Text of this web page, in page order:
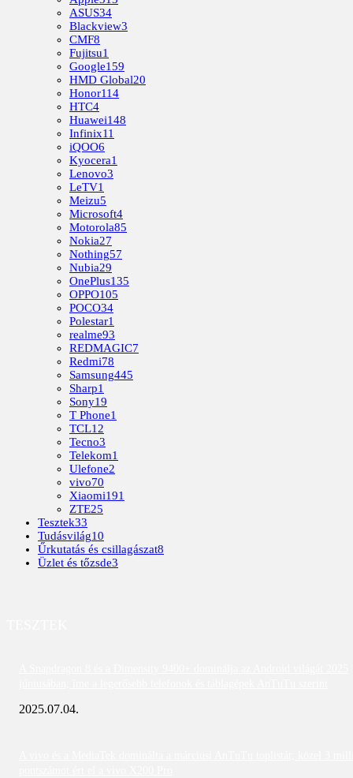
ASUS34
Blackview3
CMF8
Fujitsu1
Google159
HMD Global20
Honor114
HTC4
Huawei148
Infinix11
iQOO6
Kyocera1
Lenovo3
LeTV1
Meizu5
Microsoft4
Motorola85
Nokia27
Nothing57
Nubia29
OnePlus135
OPPO105
POCO34
Polestar1
realme93
REDMAGIC7
Redmi78
Samsung445
Sharp1
Sony19
T Phone1
TCL12
Tecno3
Telekom1
Ulefone2
vivo70
Xiaomi191
ZTE25
Tesztek33
Tudásvilág10
Űrkutatás és csillagászat8
Üzlet és tőzsde3
2025.07.04.